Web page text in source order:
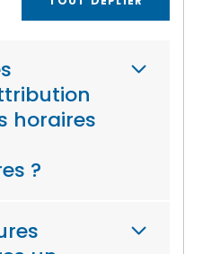
horaires
?